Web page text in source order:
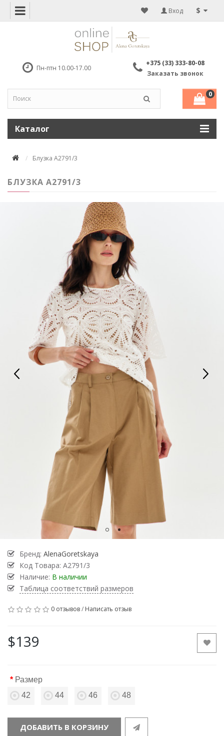
$
Вход
Пн-птн 10.00-17.00
+375 (33) 333-80-08
Заказать звонок
0
Каталог
Блузка А2791/3
БЛУЗКА А2791/3
Бренд: AlenaGoretskaya
Код Товара: А2791/3
Наличие: В наличии
Таблица соответствий размеров
0 отзывов/ Написать отзыв
$139
Размер
42
44 46 48
ДОБАВИТЬ В КОРЗИНУ